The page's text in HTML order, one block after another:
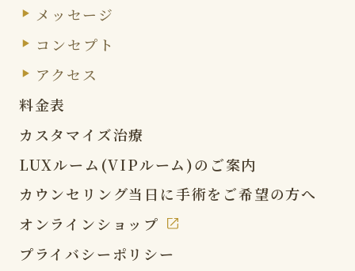
メッセージ
コンセプト
アクセス
料金表
カスタマイズ治療
LUXルーム(VIPルーム)の ご案内
カウンセリング当日に手術をご希望の方へ
オンラインショップ
プライバシーポリシー